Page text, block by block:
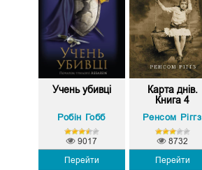
Учень убивці
Робін Гобб
Перейти
9017
Карта днів.
Книга 4
Ренсом Ріггз
Перейти
8732